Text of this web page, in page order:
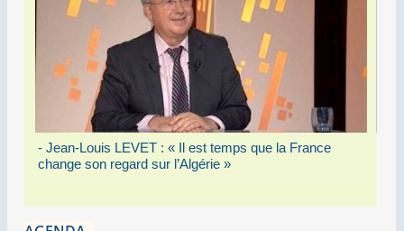
- François-Aïssa Touazi, cofondateur CapMena :
Pourquoi la France doit oser le partenariat d’exception